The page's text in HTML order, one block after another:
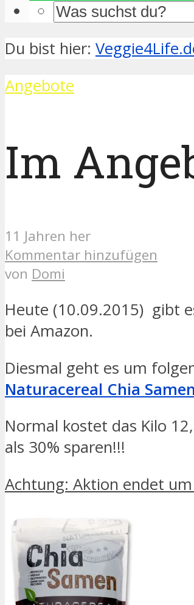
Du bist hier:
Angebote
Im
11 Jahren her
Kommentar hinzufügen
von Domi
Heute (10.09.2015) gibt
bei Amazon.
Diesmal geht es um
Naturacereal Chia
Normal kostet das Kilo
als 30% sparen!!!
Achtung: Aktion endet